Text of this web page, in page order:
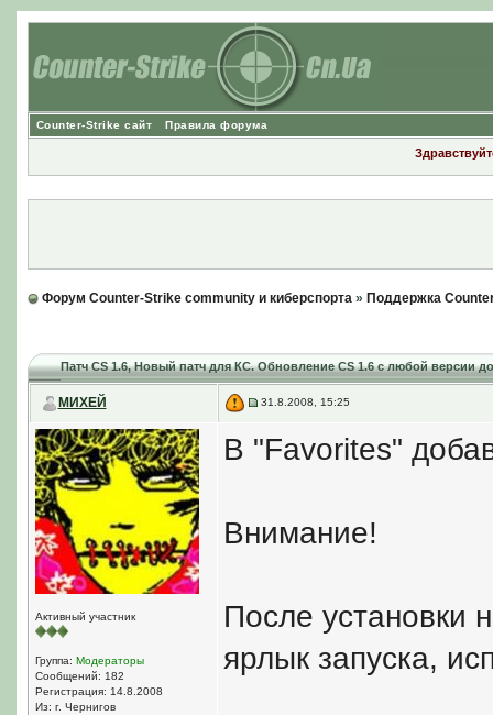
Counter-Strike сайт Правила форума
Форум Counter-Strike community и киберспорта» Поддержка
Патч CS 1.6, Новый патч для КС. Обновление CS 1.6 с любой версии до
МИХЕЙ 31.8.2008, 15:25
Активный участник
Группа: Модераторы
Сообщений: 182
Регистрация: 14.8.2008
Из: г. Чернигов
В "Favorites"
Внимание!
После установки
ярлык запуска,